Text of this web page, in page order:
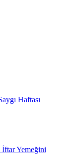
Haftası
Yemeğini